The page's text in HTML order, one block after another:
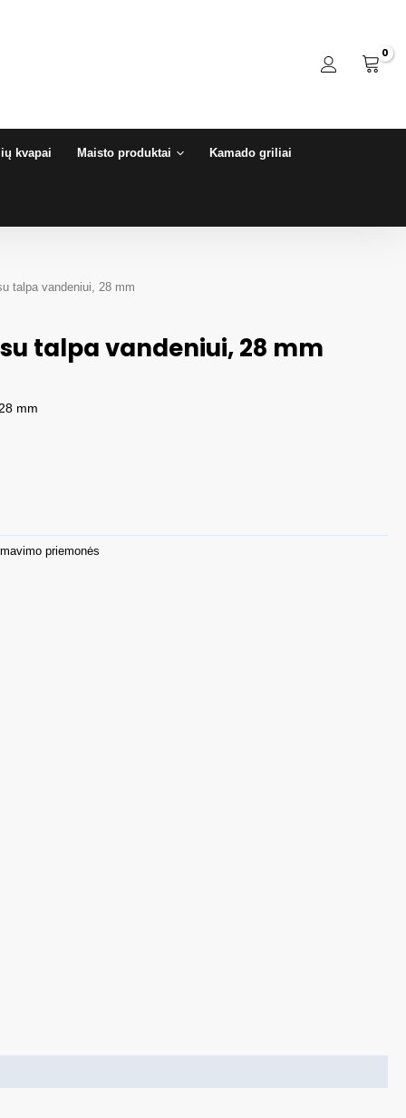
kvapai Maisto produktai Kamado griliai
talpa vandeniui, 28 mm
talpa vandeniui, 28 mm
mm
priemonės